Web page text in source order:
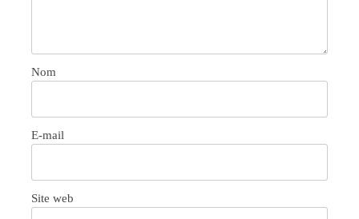
Nom
E-mail
Site web